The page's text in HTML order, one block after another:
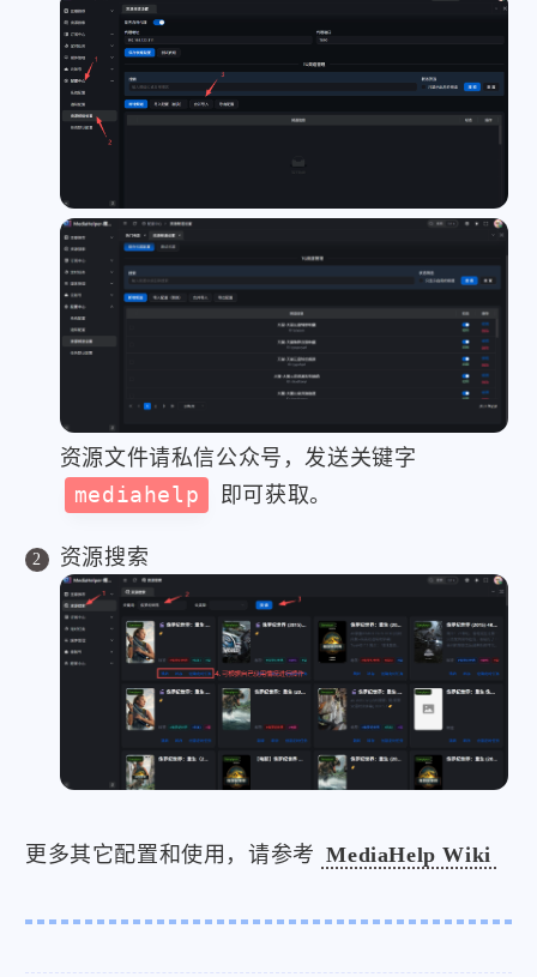
资源文件请私信公众号，发送关键字
mediahelp
即可获取。
资源搜索
更多其它配置和使用，请参考 MediaHelp Wiki